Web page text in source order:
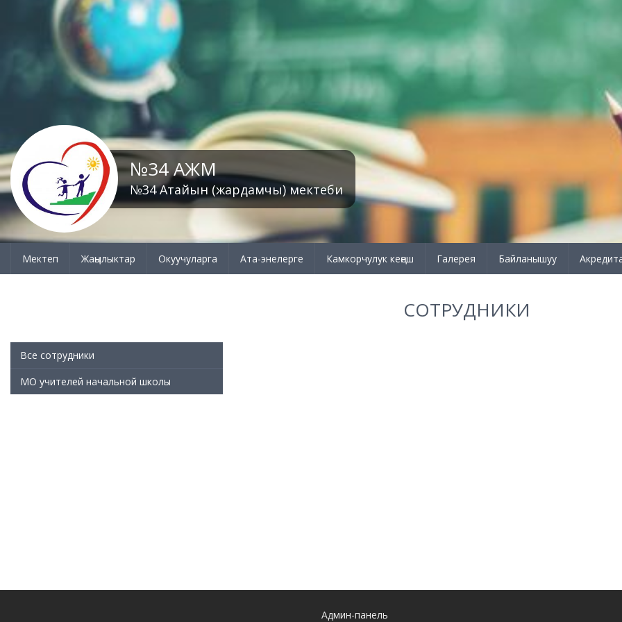
№34 АЖМ
№34 Атайын (жардамчы) мектеби
Мектеп Жаңылыктар Окуучуларга Ата-энелерге Камкорчулук кеңеш Галерея Байланышуу
СОТРУДНИКИ
Все сотрудники
МО учителей начальной школы
Админ-панель